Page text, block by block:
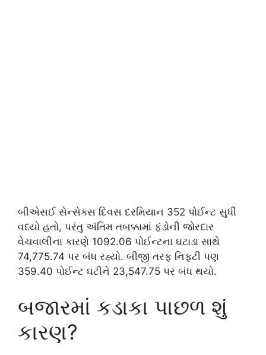
બીએસઈ સેન્સેક્સ દિવસ દરમિયાન 352 પોઈન્ટ સુધી
વધ્યો હતો, પરંતુ અંતિમ તબક્કામાં ફંડોની જોરદાર
વેચવાલીના કારણે 1092.06 પોઈન્ટના ઘટાડા સાથે
74,775.74 પર બંધ રહ્યો. બીજી તરફ નિફ્ટી પણ
359.40 પોઈન્ટ ઘટીને 23,547.75 પર બંધ થયો.
બજારમાં કડાકા પાછળ શું
કારણ?